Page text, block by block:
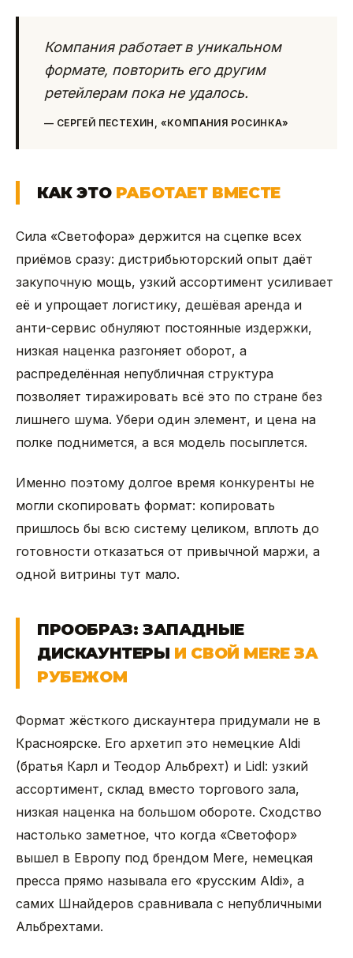
Компания работает в уникальном
формате, повторить его другим
ретейлерам пока не удалось.
— СЕРГЕЙ ПЕСТЕХИН, «КОМПАНИЯ РОСИНКА»
КАК ЭТО РАБОТАЕТ ВМЕСТЕ
Сила «Светофора» держится на сцепке всех
приёмов сразу: дистрибьюторский опыт даёт
закупочную мощь, узкий ассортимент усиливает
её и упрощает логистику, дешёвая аренда и
анти-сервис обнуляют постоянные издержки,
низкая наценка разгоняет оборот, а
распределённая непубличная структура
позволяет тиражировать всё это по стране без
лишнего шума. Убери один элемент, и цена на
полке поднимется, а вся модель посыплется.
Именно поэтому долгое время конкуренты не
могли скопировать формат: копировать
пришлось бы всю систему целиком, вплоть до
готовности отказаться от привычной маржи, а
одной витрины тут мало.
ПРООБРАЗ: ЗАПАДНЫЕ
ДИСКАУНТЕРЫ И СВОЙ MERE ЗА
РУБЕЖОМ
Формат жёсткого дискаунтера придумали не в
Красноярске. Его архетип это немецкие Aldi
(братья Карл и Теодор Альбрехт) и Lidl: узкий
ассортимент, склад вместо торгового зала,
низкая наценка на большом обороте. Сходство
настолько заметное, что когда «Светофор»
вышел в Европу под брендом Mere, немецкая
пресса прямо называла его «русским Aldi», а
самих Шнайдеров сравнивала с непубличными
Альбрехтами.